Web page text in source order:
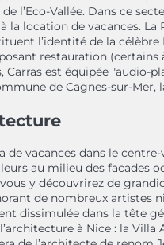
l’Eco-Vallée. Dans ce
la location de vacances.
l’identité de la
restauration (certains
est équipée "audio-
de Cagnes-sur-
de vacances dans le
au milieu des facades
y découvrirez de
de nombreux artistes
dissimulée dans la tête
à Nice : la